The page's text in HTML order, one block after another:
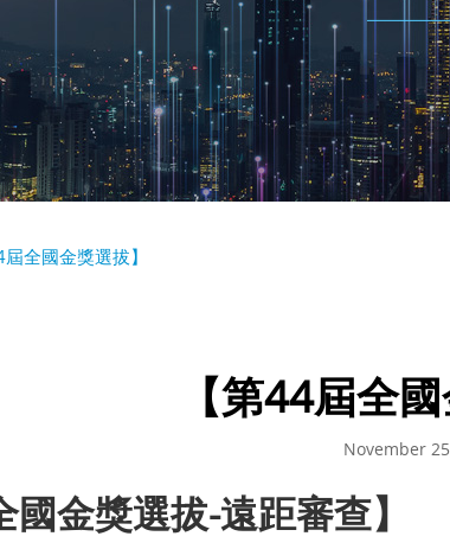
屆全國金獎選拔】
【第44屆全
November
國金獎選拔-遠距審查】